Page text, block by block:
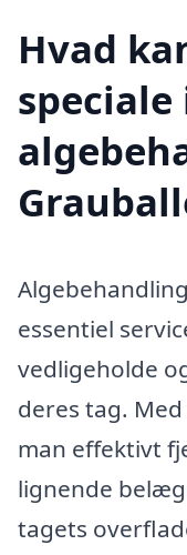
Hvad
speciale
essentiel
vedligeholde
deres tag.
man effektivt
lignende
tagets